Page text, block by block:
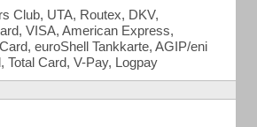
Club, UTA, Routex, DKV,
VISA, American Express,
euroShell Tankkarte, AGIP/eni
Total Card, V-Pay, Logpay